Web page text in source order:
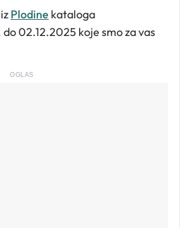
Plodine kataloga
do 02.12.2025 koje smo za vas
OGLAS